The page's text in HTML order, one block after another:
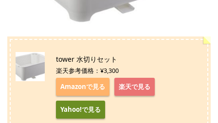
tower 水切りセット
楽天参考価格：¥3,300
Amazonで見る 楽天で見る
Yahoo!で見る